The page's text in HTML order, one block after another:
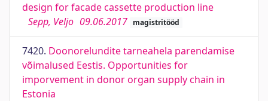
design for facade cassette production line
Sepp, Veljo 09.06.2017 magistritööd
7420. Doonorelundite tarneahela parendamise
võimalused Eestis. Opportunities for
imporvement in donor organ supply chain in
Estonia